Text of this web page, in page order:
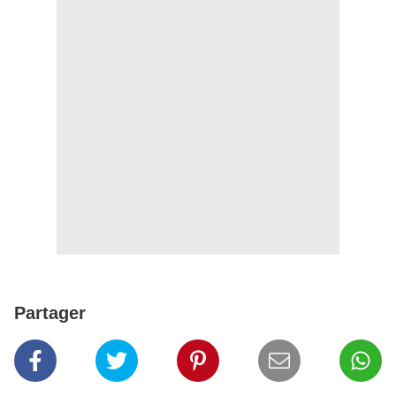
Partager